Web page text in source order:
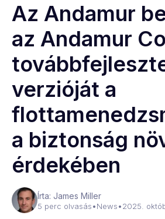
Az Andamur
az Andamur
verzióját a
a biztonság
érdekében
Írta: James Miller
5 perc olvasás•News•2025.